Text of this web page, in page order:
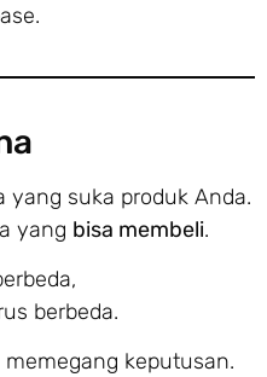
yang suka produk Anda.
yang bisa membeli.
berbeda.
keputusan.